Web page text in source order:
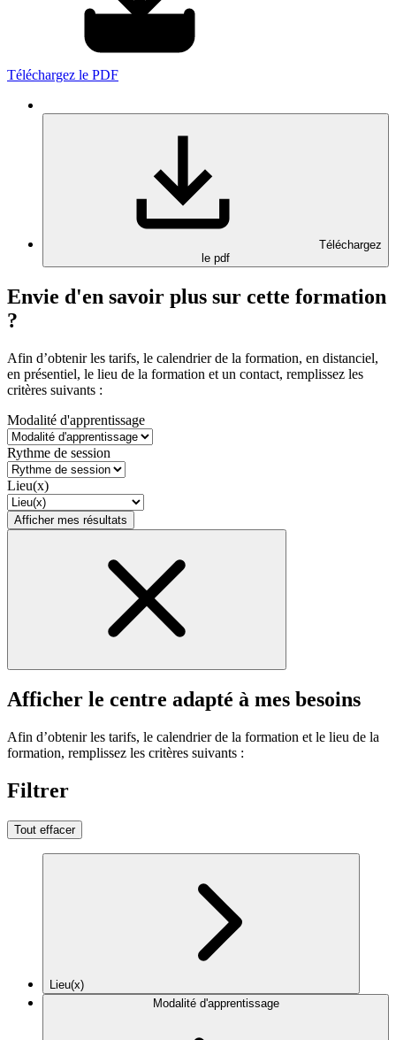
Téléchargez le PDF
Téléchargez
le pdf
Envie d'en savoir plus sur cette formation
?
Afin d’obtenir les tarifs, le calendrier de la formation, en distanciel,
en présentiel, le lieu de la formation et un contact, remplissez les
critères suivants :
Modalité d'apprentissage
Rythme de session
Lieu(x)
Afficher mes résultats
Afficher le centre adapté à mes besoins
Afin d’obtenir les tarifs, le calendrier de la formation et le lieu de la
formation, remplissez les critères suivants :
Filtrer
Tout effacer
Lieu(x)
Modalité d'apprentissage